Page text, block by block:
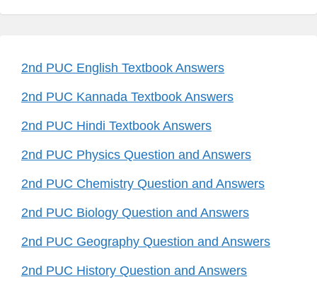
2nd PUC English Textbook Answers
2nd PUC Kannada Textbook Answers
2nd PUC Hindi Textbook Answers
2nd PUC Physics Question and Answers
2nd PUC Chemistry Question and Answers
2nd PUC Biology Question and Answers
2nd PUC Geography Question and Answers
2nd PUC History Question and Answers